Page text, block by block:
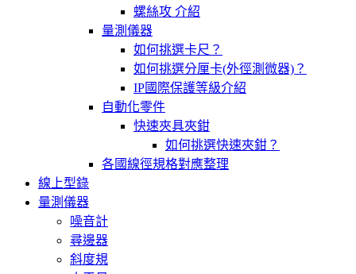
螺絲攻 介紹
量測儀器
如何挑選卡尺？
如何挑選分厘卡(外徑測微器)？
IP國際保護等級介紹
自動化零件
快速夾具夾鉗
如何挑選快速夾鉗？
各國線徑規格對應整理
線上型錄
量測儀器
噪音計
尋邊器
斜度規